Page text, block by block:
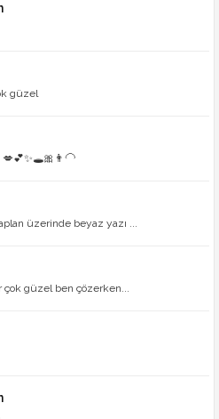
güzel
💋💕✨🕳🎀👨‍🦲
üzerinde beyaz yazı ...
güzel ben çözerken...